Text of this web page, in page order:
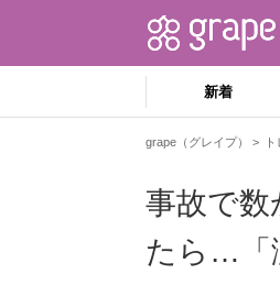
新着
grape（グレイプ）
事故で
たら…「